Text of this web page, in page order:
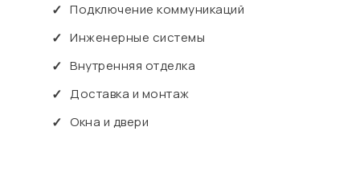
✓ Подключение коммуникаций
✓ Инженерные системы
✓ Внутренняя отделка
✓ Доставка и монтаж
✓ Окна и двери